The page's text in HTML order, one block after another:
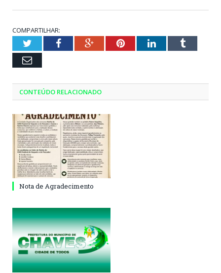
COMPARTILHAR:
TwitterFacebookGoogle+PinterestLinkedInTumblr
Email
CONTEÚDO RELACIONADO
Nota de Agradecimento